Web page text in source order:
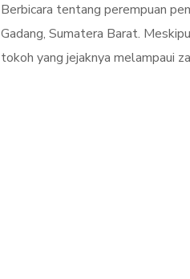
Berbicara tentang perempuan
Gadang, Sumatera Barat.
tokoh yang jejaknya melampaui